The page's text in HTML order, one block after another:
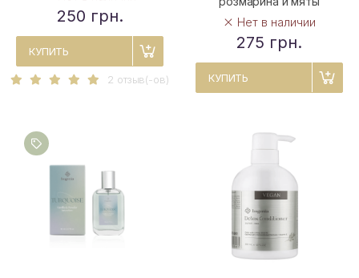
250 грн.
КУПИТЬ
2 отзыв(-ов)
Нет в наличии
275 грн.
КУПИТЬ